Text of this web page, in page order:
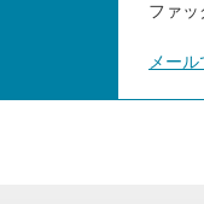
ファ
メー